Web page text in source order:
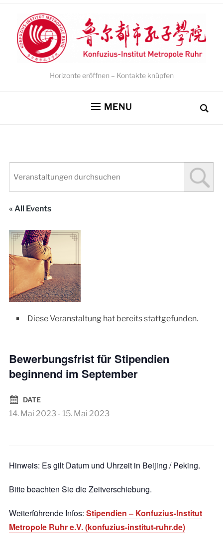
Horizonte eröffnen – Kontakte knüpfen
MENU
« All Events
Diese Veranstaltung hat bereits stattgefunden.
Bewerbungsfrist für Stipendien
beginnend im September
DATE
14. Mai 2023- 15. Mai 2023
Hinweis: Es gilt Datum und Uhrzeit in Beijing / Peking.
Bitte beachten Sie die Zeitverschiebung.
Weiterführende Infos: Stipendien – Konfuzius-Institut
Metropole Ruhr e.V. (konfuzius-institut-ruhr.de)